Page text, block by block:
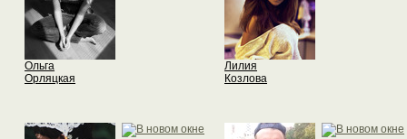
Ольга
Орляцкая
Лилия
Козлова